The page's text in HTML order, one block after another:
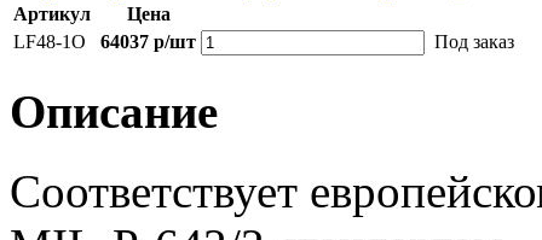
Артикул
Цена
LF48-1O
64037 р/шт Под заказ
Описание
Соответствует